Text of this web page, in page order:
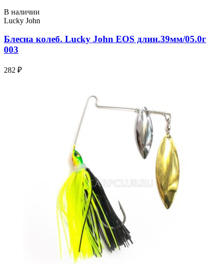
В наличии
Lucky John
Блесна колеб. Lucky John EOS длин.39мм/05.0г
003
282 ₽